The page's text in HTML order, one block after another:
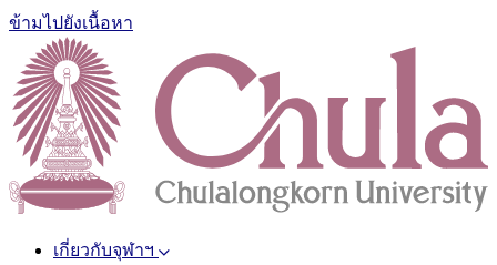
ข้ามไปยังเนื้อหา
เกี่ยวกับจุฬาฯ